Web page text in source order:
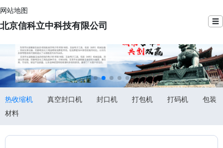
网站地图
北京信科立中科技有限公司 ☰
热收缩机 真空封口机 封口机 打包机 打码机
包装
材料